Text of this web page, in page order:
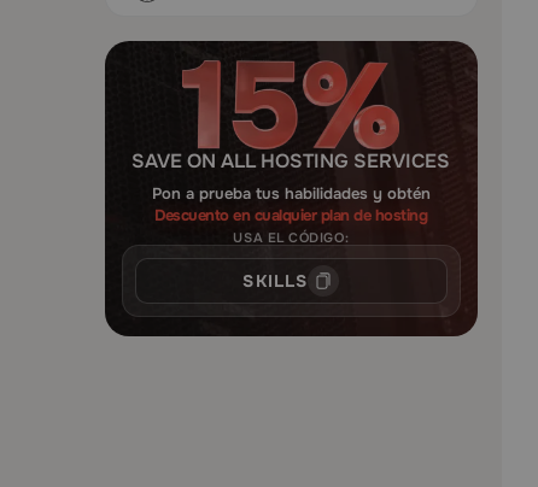
SAVE ON ALL HOSTING SERVICES
Pon a prueba tus habilidades y obtén
Descuento en cualquier plan de hosting
USA EL CÓDIGO:
SKILLS